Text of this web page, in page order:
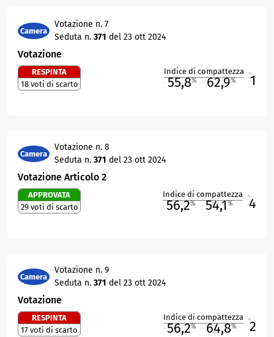
Camera
Votazione n. 7
Seduta n. 371 del 23 ott 2024
Votazione
RESPINTA
18 voti di scarto
Indice di compattezza
55,8% 62,9% 1
Camera
Votazione n. 8
Seduta n. 371 del 23 ott 2024
Votazione Articolo 2
APPROVATA
29 voti di scarto
Indice di compattezza
56,2% 54,1% 4
Camera
Votazione n. 9
Seduta n. 371 del 23 ott 2024
Votazione
RESPINTA
17 voti di scarto
Indice di compattezza
56,2% 64,8% 2